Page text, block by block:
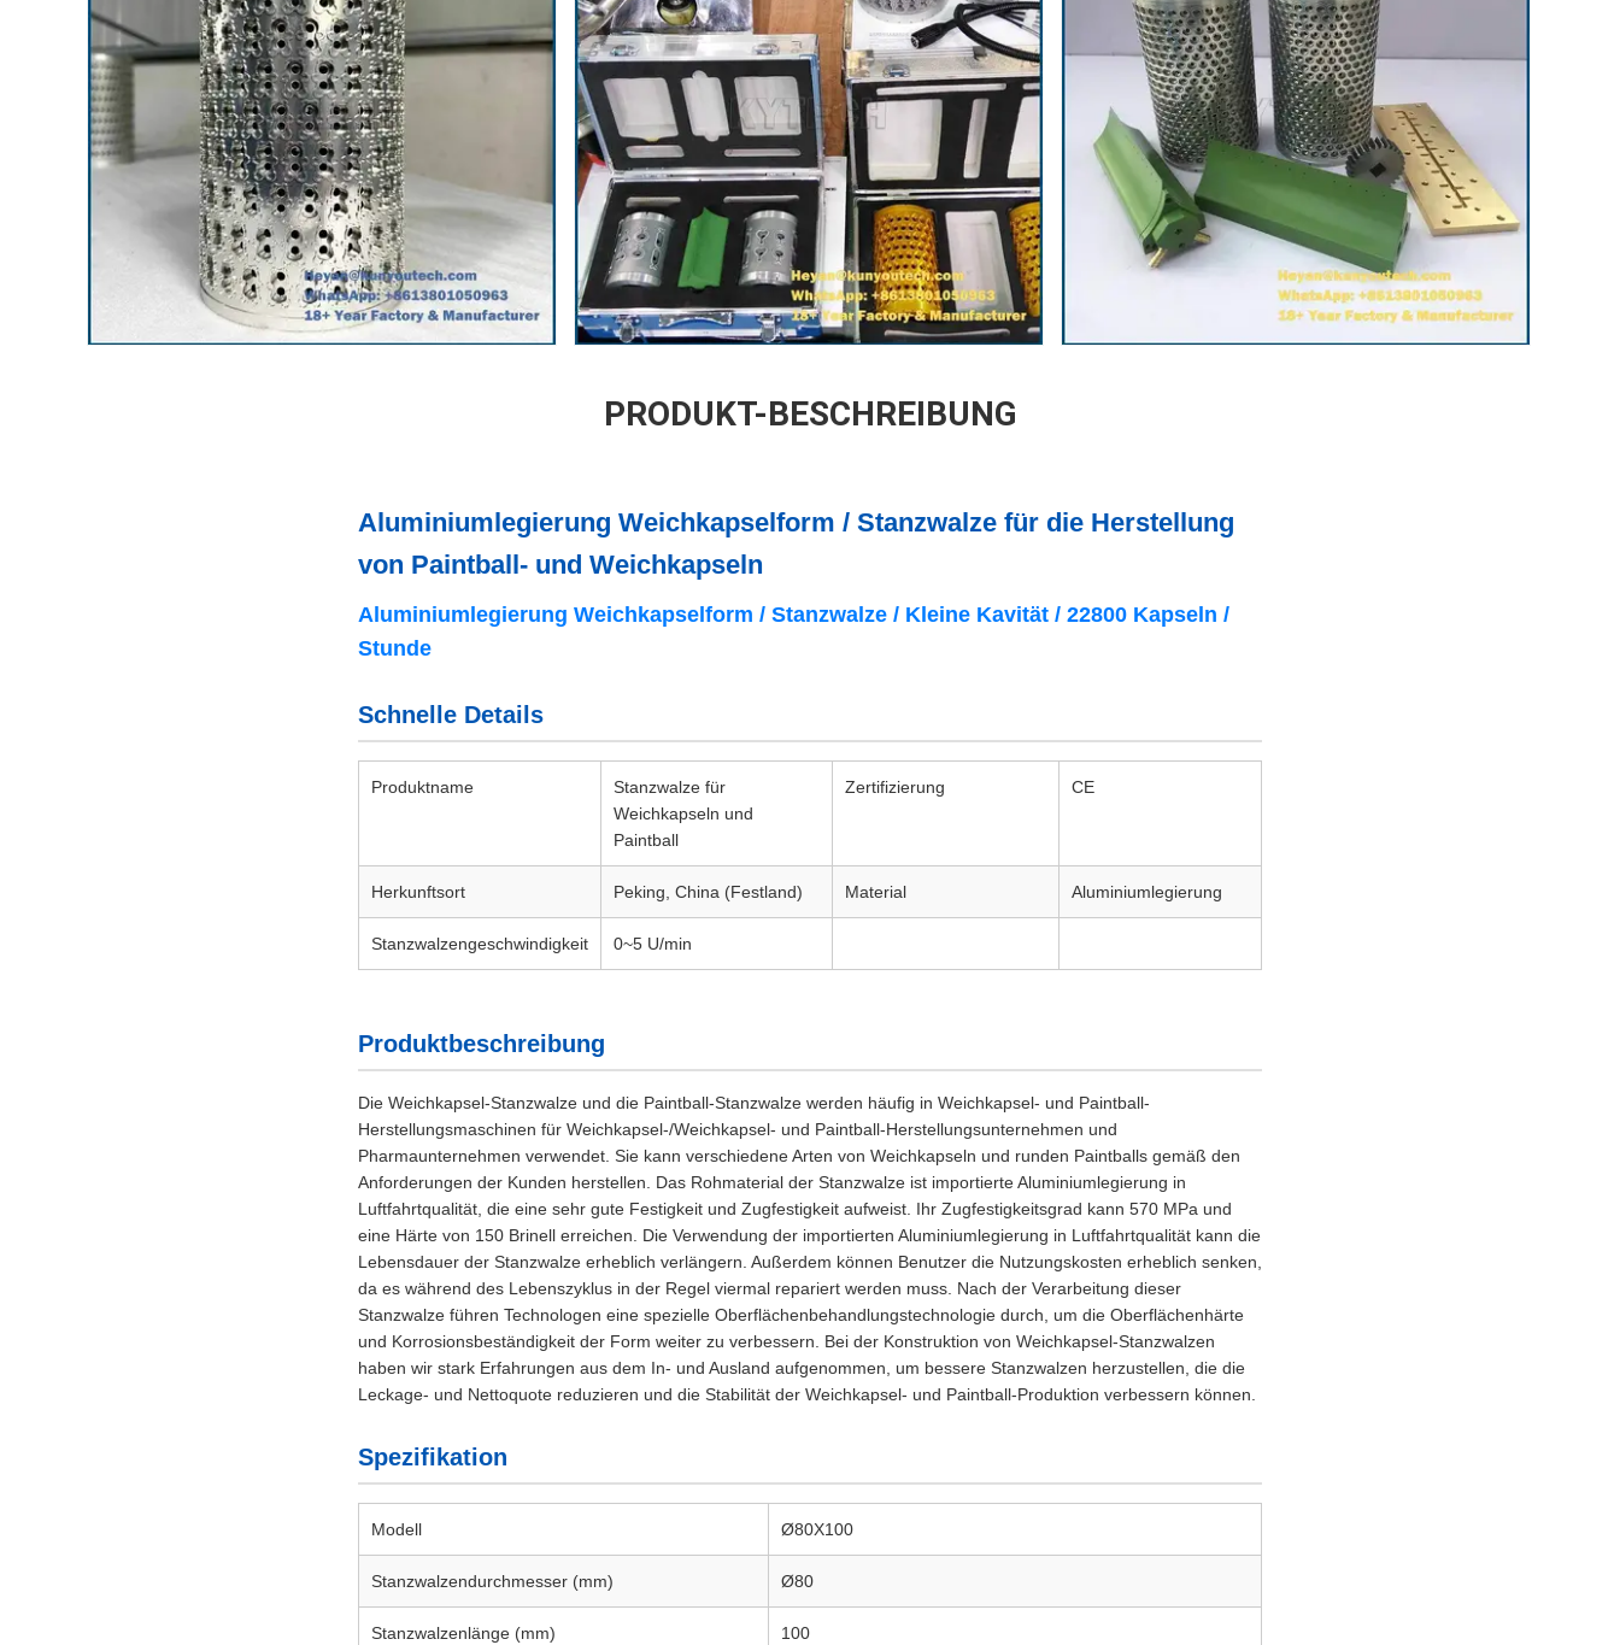
PRODUKT-BESCHREIBUNG
Aluminiumlegierung Weichkapselform / Stanzwalze für die Herstellung
von Paintball- und Weichkapseln
Aluminiumlegierung Weichkapselform / Stanzwalze / Kleine Kavität / 22800 Kapseln /
Stunde
Schnelle Details
Produktname
Stanzwalze für
Weichkapseln und
Paintball
Zertifizierung CE
Herkunftsort Peking, China (Festland) Material Aluminiumlegierung
Stanzwalzengeschwindigkeit 0~5 U/min
Produktbeschreibung
Die Weichkapsel-Stanzwalze und die Paintball-Stanzwalze werden häufig in Weichkapsel- und Paintball-
Herstellungsmaschinen für Weichkapsel-/Weichkapsel- und Paintball-Herstellungsunternehmen und
Pharmaunternehmen verwendet. Sie kann verschiedene Arten von Weichkapseln und runden Paintballs gemäß den
Anforderungen der Kunden herstellen. Das Rohmaterial der Stanzwalze ist importierte Aluminiumlegierung in
Luftfahrtqualität, die eine sehr gute Festigkeit und Zugfestigkeit aufweist. Ihr Zugfestigkeitsgrad kann 570 MPa und
eine Härte von 150 Brinell erreichen. Die Verwendung der importierten Aluminiumlegierung in Luftfahrtqualität kann die
Lebensdauer der Stanzwalze erheblich verlängern. Außerdem können Benutzer die Nutzungskosten erheblich senken,
da es während des Lebenszyklus in der Regel viermal repariert werden muss. Nach der Verarbeitung dieser
Stanzwalze führen Technologen eine spezielle Oberflächenbehandlungstechnologie durch, um die Oberflächenhärte
und Korrosionsbeständigkeit der Form weiter zu verbessern. Bei der Konstruktion von Weichkapsel-Stanzwalzen
haben wir stark Erfahrungen aus dem In- und Ausland aufgenommen, um bessere Stanzwalzen herzustellen, die die
Leckage- und Nettoquote reduzieren und die Stabilität der Weichkapsel- und Paintball-Produktion verbessern können.
Spezifikation
Modell Ø80X100
Stanzwalzendurchmesser (mm) Ø80
Stanzwalzenlänge (mm) 100